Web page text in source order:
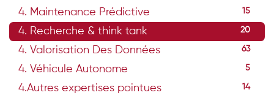
4. Maintenance Prédictive 15
4. Recherche & think tank 20
4. Valorisation Des Données 63
4. Véhicule Autonome 5
4.Autres expertises pointues 14